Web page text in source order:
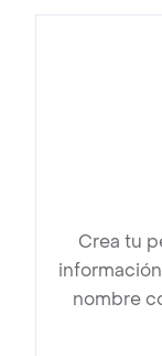
Crea tu
nombre